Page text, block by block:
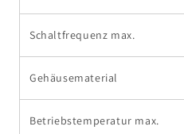
Schaltfrequenz max.
Gehäusematerial
Betriebstemperatur max.